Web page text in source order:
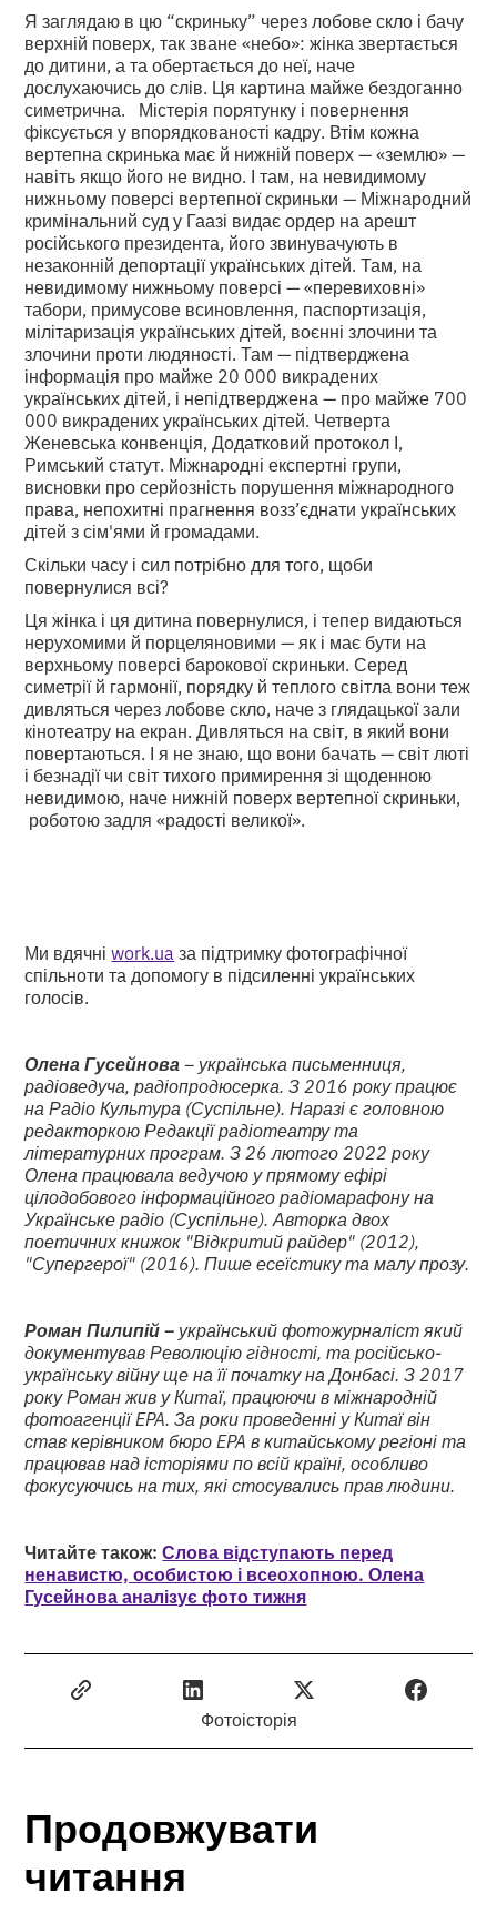
Я заглядаю в цю “скриньку” через лобове скло і бачу
верхній поверх, так зване «небо»: жінка звертається
до дитини, а та обертається до неї, наче
дослухаючись до слів. Ця картина майже бездоганно
симетрична. Містерія порятунку і повернення
фіксується у впорядкованості кадру. Втім кожна
вертепна скринька має й нижній поверх — «землю» —
навіть якщо його не видно. І там, на невидимому
нижньому поверсі вертепної скриньки — Міжнародний
кримінальний суд у Гаазі видає ордер на арешт
російського президента, його звинувачують в
незаконній депортації українських дітей. Там, на
невидимому нижньому поверсі — «перевиховні»
табори, примусове всиновлення, паспортизація,
мілітаризація українських дітей, воєнні злочини та
злочини проти людяності. Там — підтверджена
інформація про майже 20 000 викрадених
українських дітей, і непідтверджена — про майже 700
000 викрадених українських дітей. Четверта
Женевська конвенція, Додатковий протокол І,
Римський статут. Міжнародні експертні групи,
висновки про серйозність порушення міжнародного
права, непохитні прагнення возз’єднати українських
дітей з сім'ями й громадами.
Скільки часу і сил потрібно для того, щоби
повернулися всі?
Ця жінка і ця дитина повернулися, і тепер видаються
нерухомими й порцеляновими — як і має бути на
верхньому поверсі барокової скриньки. Серед
симетрії й гармонії, порядку й теплого світла вони теж
дивляться через лобове скло, наче з глядацької зали
кінотеатру на екран. Дивляться на світ, в який вони
повертаються. І я не знаю, що вони бачать — світ люті
і безнадії чи світ тихого примирення зі щоденною
невидимою, наче нижній поверх вертепної скриньки,
роботою задля «радості великої».
Ми вдячніwork.ua за підтримку фотографічної
спільноти та допомогу в підсиленні українських
голосів.
Олена Гусейнова– українська письменниця,
радіоведуча, радіопродюсерка. З 2016 року працює
на Радіо Культура (Суспільне). Наразі є головною
редакторкою Редакції радіотеатру та
літературних програм. З 26 лютого 2022 року
Олена працювала ведучою у прямому ефірі
цілодобового інформаційного радіомарафону на
Українське радіо (Суспільне). Авторка двох
поетичних книжок "Відкритий райдер" (2012),
"Супергерої" (2016). Пише есеїстику та малу прозу.
Роман Пилипій – український фотожурналіст який
документував Революцію гідності, та російсько-
українську війну ще на її початку на Донбасі. З 2017
року Роман жив у Китаї, працюючи в міжнародній
фотоагенції EPA. За роки проведенні у Китаї він
став керівником бюро EPA в китайському регіоні та
працював над історіями по всій країні, особливо
фокусуючись на тих, які стосувались прав людини.
Читайте також:Слова відступають перед
ненавистю, особистою і всеохопною. Олена
Гусейнова аналізує фото тижня
Фотоісторія
Продовжувати
читання